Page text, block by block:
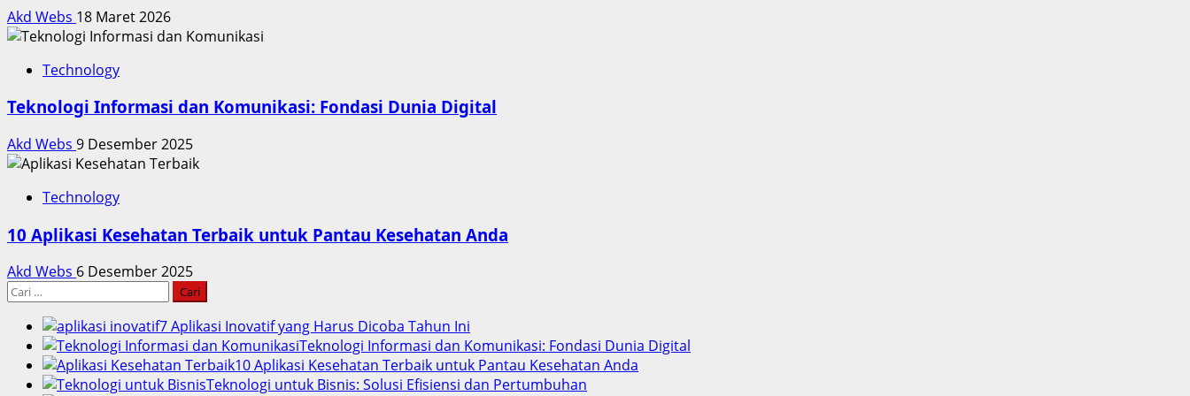
Akd Webs 18 Maret 2026
Technology
Teknologi Informasi dan Komunikasi: Fondasi Dunia Digital
Akd Webs 9 Desember 2025
Technology
10 Aplikasi Kesehatan Terbaik untuk Pantau Kesehatan Anda
Akd Webs 6 Desember 2025
Cari
7 Aplikasi Inovatif yang Harus Dicoba Tahun Ini
Teknologi Informasi dan Komunikasi: Fondasi Dunia Digital
10 Aplikasi Kesehatan Terbaik untuk Pantau Kesehatan Anda
Teknologi untuk Bisnis: Solusi Efisiensi dan Pertumbuhan